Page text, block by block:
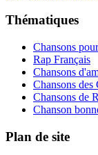
Thématiques
Chansons
Rap Français
Chansons
Chansons des
Chansons de
Chanson
Plan de site